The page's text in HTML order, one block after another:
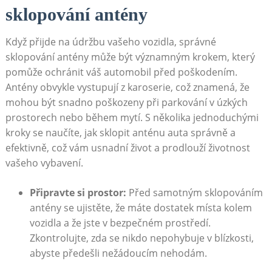
sklopování antény
Když přijde na údržbu ⁢vašeho vozidla, správné‍
sklopování antény může být významným⁢ krokem, který
pomůže ochránit​ váš automobil před poškodením.⁣
Antény obvykle vystupují z karoserie, což ⁣znamená, že
mohou být snadno poškozeny při parkování v ​úzkých
prostorech nebo během mytí. S několika jednoduchými
kroky se naučíte, jak sklopit anténu auta správně a
efektivně, což vám usnadní život a prodlouží životnost
vašeho ⁢vybavení.
Připravte si prostor: Před samotným sklopováním
antény se ujistěte, že máte dostatek místa kolem​
vozidla ⁣a​ že jste⁣ v bezpečném prostředí.
Zkontrolujte, zda se nikdo nepohybuje v blízkosti,
abyste předešli nežádoucím ⁣nehodám.